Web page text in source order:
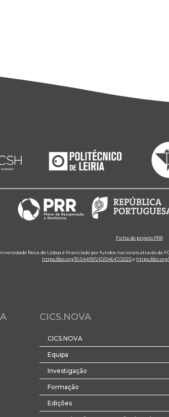
Ficha de projeto PRR
Nova de Lisboa é financiado por fundos nacionais através da
https://doi.org/10.54499/UID/04647/2025e https://doi.org/
CICS.NOVA
CICS.NOVA
Equipa
Investigação
Formação
Edições